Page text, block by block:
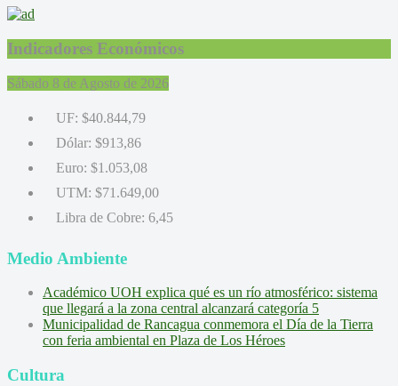
Indicadores Económicos
Sábado 8 de Agosto de 2026
UF: $40.844,79
Dólar: $913,86
Euro: $1.053,08
UTM: $71.649,00
Libra de Cobre: 6,45
Medio Ambiente
Académico UOH explica qué es un río atmosférico: sistema
que llegará a la zona central alcanzará categoría 5
Municipalidad de Rancagua conmemora el Día de la Tierra
con feria ambiental en Plaza de Los Héroes
Cultura